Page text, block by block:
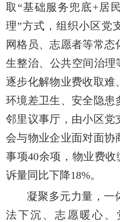
取“基础服务兜底+居
理”方式，组织小区党
网格员、志愿者等常态
生整治、公共空间治理
逐步化解物业费收取难
环境差卫生、安全隐患
邻里议事厅，由小区党
会与物业企业面对面协
事项40余项，物业费收
诉量同比下降18%。
凝聚多元力量，一
法下沉、志愿暖心、